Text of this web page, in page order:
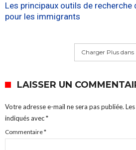
Les principaux outils de recherche
pour les immigrants
Charger Plus dans
LAISSER UN
Votre adresse e-mail ne sera pas publiée.
indiqués avec*
Commentaire*